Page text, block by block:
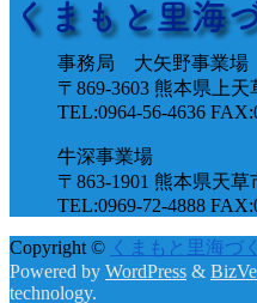
事務局 大矢野事業場
〒869-3603 熊本県上
TEL:0964-56-4636
牛深事業場
〒863-1901 熊本県天草
TEL:0969-72-4888
Copyright © くまもと里海づ
Powered by WordPress &
technology.